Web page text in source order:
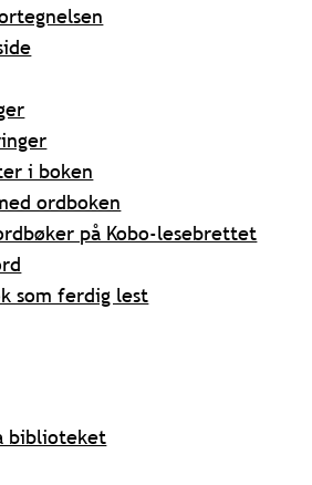
i boken
ordboken
på Kobo-lesebrettet
som ferdig lest
biblioteket